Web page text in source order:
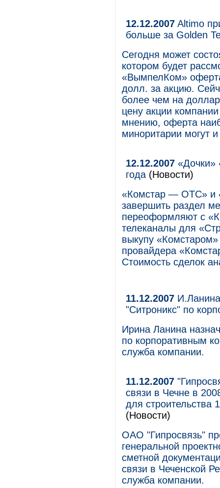
12.12.2007 Altimo
больше за Golden
Сегодня может
котором будет
«ВымпелКом»
долл. за акцию.
более чем на
цену акции
мнению, оферта
миноритарии могут
12.12.2007 «Дочки»
года (Новости)
«Комстар — ОТС» и
завершить раздел
переоформляют с
телеканалы для
выкупу
провайдера
Стоимость сделок
11.12.2007
"Ситроникс" по
Ирина Ланина
по корпоративным
служба компании.
11.12.2007
связи в Чечне в
для строительства
(Новости)
ОАО "Гипросвязь"
генеральной
сметной
связи в Чеченской
служба компании.